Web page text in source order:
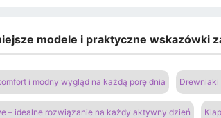
modele i praktyczne wskazówki
i modny wygląd na każdą porę dnia
– idealne rozwiązanie na każdy aktywny dzień